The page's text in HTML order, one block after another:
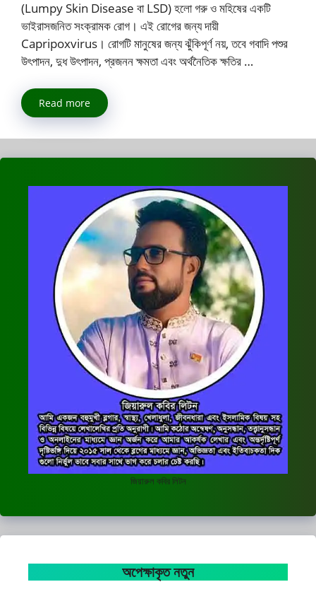
(Lumpy Skin Disease বা LSD) হলো গরু ও মহিষের একটি
ভাইরাসজনিত সংক্রামক রোগ। এই রোগের জন্য দায়ী
Capripoxvirus। রোগটি মানুষের জন্য ঝুঁকিপূর্ণ নয়, তবে গবাদি পশুর
উৎপাদন, দুধ উৎপাদন, প্রজনন ক্ষমতা এবং অর্থনৈতিক ক্ষতির …
Read more
জিয়ারুল কবির লিটন
অপেক্ষাকৃত নতুন